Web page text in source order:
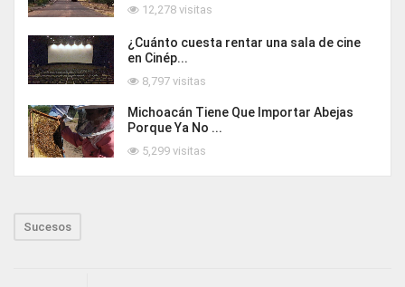
12,278 visitas
¿Cuánto cuesta rentar una sala de cine
en Cinép...
8,797 visitas
Michoacán Tiene Que Importar Abejas
Porque Ya No ...
5,299 visitas
Sucesos